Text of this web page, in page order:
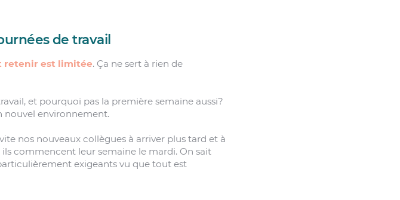
de travail
retenir est limitée. Ça ne sert à rien de
et pourquoi pas la première semaine aussi?
nouvel environnement.
nos nouveaux collègues à arriver plus tard et à
commencent leur semaine le mardi. On sait
exigeants vu que tout est